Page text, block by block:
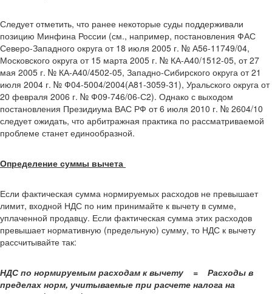
Следует отметить, что ранее некоторые суды поддерживали
позицию Минфина России (см., например, постановления ФАС
Северо-Западного округа от 18 июля 2005 г. № А56-11749/04,
Московского округа от 15 марта 2005 г. № КА-А40/1512-05, от 27
мая 2005 г. № КА-А40/4502-05, Западно-Сибирского округа от 21
июля 2004 г. № Ф04-5004/2004(А81-3059-31), Уральского округа от
20 февраля 2006 г. № Ф09-746/06-С2). Однако с выходом
постановления Президиума ВАС РФ от 6 июля 2010 г. № 2604/10
следует ожидать, что арбитражная практика по рассматриваемой
проблеме станет единообразной.
Определение суммы вычета
Если фактическая сумма нормируемых расходов не превышает
лимит, входной НДС по ним принимайте к вычету в сумме,
уплаченной продавцу. Если фактическая сумма этих расходов
превышает нормативную (предельную) сумму, то НДС к вычету
рассчитывайте так:
НДС по нормируемым расходам к вычету = Расходы в
пределах норм, учитываемые при расчете налога на